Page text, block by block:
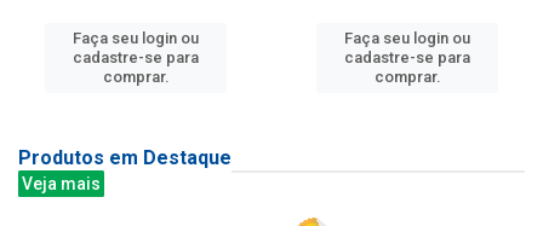
Faça seu login ou
cadastre-se para
comprar.
Faça seu login ou
cadastre-se para
comprar.
Produtos em Destaque
Veja mais